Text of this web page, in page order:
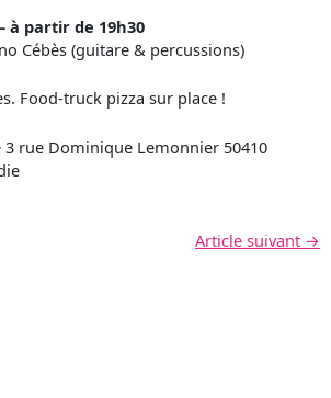
à partir de 19h30
Cébès (guitare & percussions)
Food-truck pizza sur place !
3 rue Dominique Lemonnier 50410
Article suivant →